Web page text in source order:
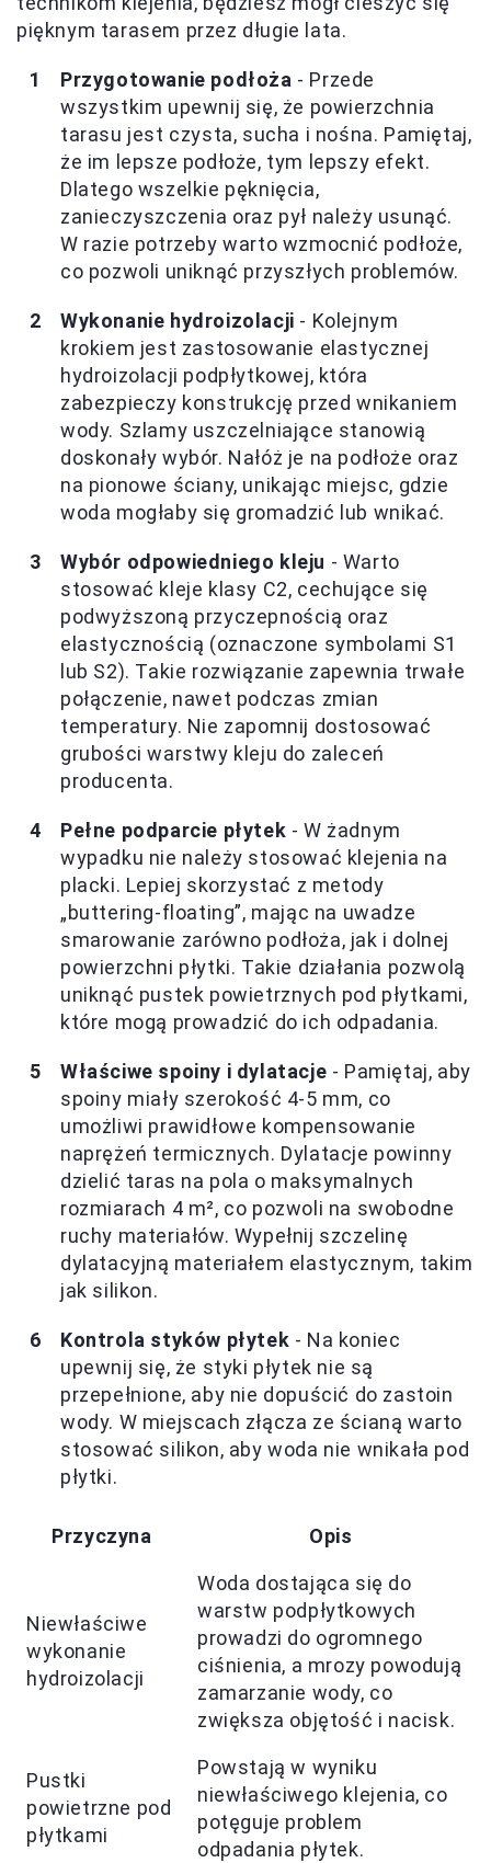
pięknym tarasem przez długie lata.
Przygotowanie podłoża - Przede
wszystkim upewnij się, że powierzchnia
tarasu jest czysta, sucha i nośna. Pamiętaj,
że im lepsze podłoże, tym lepszy efekt.
Dlatego wszelkie pęknięcia,
zanieczyszczenia oraz pył należy usunąć.
W razie potrzeby warto wzmocnić podłoże,
co pozwoli uniknąć przyszłych problemów.
Wykonanie hydroizolacji - Kolejnym
krokiem jest zastosowanie elastycznej
hydroizolacji podpłytkowej, która
zabezpieczy konstrukcję przed wnikaniem
wody. Szlamy uszczelniające stanowią
doskonały wybór. Nałóż je na podłoże oraz
na pionowe ściany, unikając miejsc, gdzie
woda mogłaby się gromadzić lub wnikać.
Wybór odpowiedniego kleju - Warto
stosować kleje klasy C2, cechujące się
podwyższoną przyczepnością oraz
elastycznością (oznaczone symbolami S1
lub S2). Takie rozwiązanie zapewnia trwałe
połączenie, nawet podczas zmian
temperatury. Nie zapomnij dostosować
grubości warstwy kleju do zaleceń
producenta.
Pełne podparcie płytek - W żadnym
wypadku nie należy stosować klejenia na
placki. Lepiej skorzystać z metody
„buttering-floating”, mając na uwadze
smarowanie zarówno podłoża, jak i dolnej
powierzchni płytki. Takie działania pozwolą
uniknąć pustek powietrznych pod płytkami,
które mogą prowadzić do ich odpadania.
Właściwe spoiny i dylatacje - Pamiętaj, aby
spoiny miały szerokość 4-5 mm, co
umożliwi prawidłowe kompensowanie
naprężeń termicznych. Dylatacje powinny
dzielić taras na pola o maksymalnych
rozmiarach 4 m², co pozwoli na swobodne
ruchy materiałów. Wypełnij szczelinę
dylatacyjną materiałem elastycznym, takim
jak silikon.
Kontrola styków płytek - Na koniec
upewnij się, że styki płytek nie są
przepełnione, aby nie dopuścić do zastoin
wody. W miejscach złącza ze ścianą warto
stosować silikon, aby woda nie wnikała pod
płytki.
Przyczyna Opis
Niewłaściwe
wykonanie
hydroizolacji
Woda dostająca się do
warstw podpłytkowych
prowadzi do ogromnego
ciśnienia, a mrozy powodują
zamarzanie wody, co
zwiększa objętość i nacisk.
Pustki
powietrzne pod
płytkami
Powstają w wyniku
niewłaściwego klejenia, co
potęguje problem
odpadania płytek.